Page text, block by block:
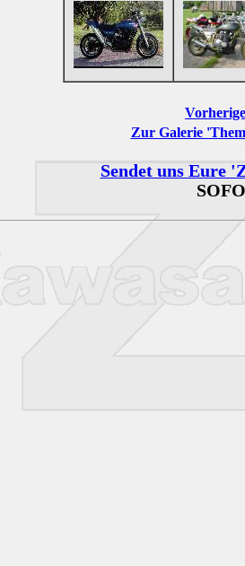
Zur Galerie
Sendet uns Eure